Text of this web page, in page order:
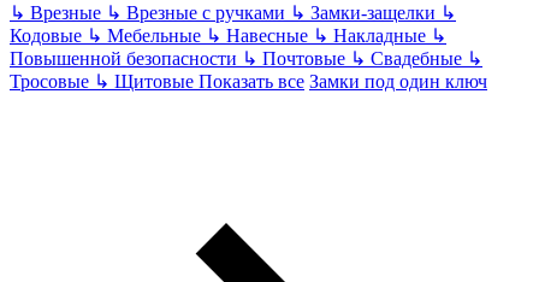
↳ Врезные ↳ Врезные с ручками ↳ Замки-защелки ↳
Кодовые ↳ Мебельные ↳ Навесные ↳ Накладные ↳
Повышенной безопасности ↳ Почтовые ↳ Свадебные ↳
Тросовые ↳ Щитовые Показать все Замки под один ключ